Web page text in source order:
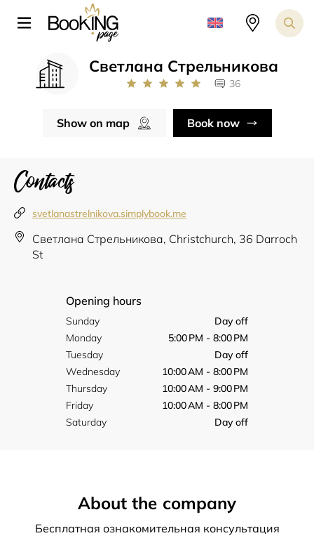
Светлана Стрельникова
36
Show on map Book now
Contacts
svetlanastrelnikova.simplybook.me
Светлана Стрельникова, Christchurch, 36 Darroch
St
Opening hours
Sunday
Day off
Monday
5:00 PM - 8:00 PM
Tuesday
Day off
Wednesday
10:00 AM - 8:00 PM
Thursday
10:00 AM - 9:00 PM
Friday
10:00 AM - 8:00 PM
Saturday
Day off
About the company
Бесплатная ознакомительная консультация